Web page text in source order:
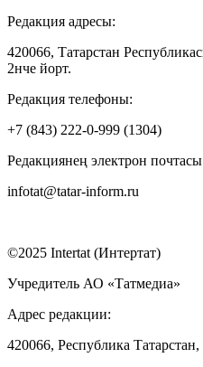
Редакция адресы:
420066, Татарстан
2нче йорт.
Редакция телефоны:
+7 (843) 222-0-999 (1304)
Редакциянең электрон
infotat@tatar-inform.ru
©2025 Intertat (Интертат)
Учредитель АО «Татмедиа»
Адрес редакции:
420066, Республика